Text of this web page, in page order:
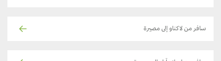
سافر من لاكناو إلى مصيرة